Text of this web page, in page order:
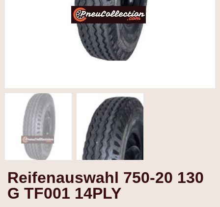
Reifenauswahl 750-20 130
G TF001 14PLY